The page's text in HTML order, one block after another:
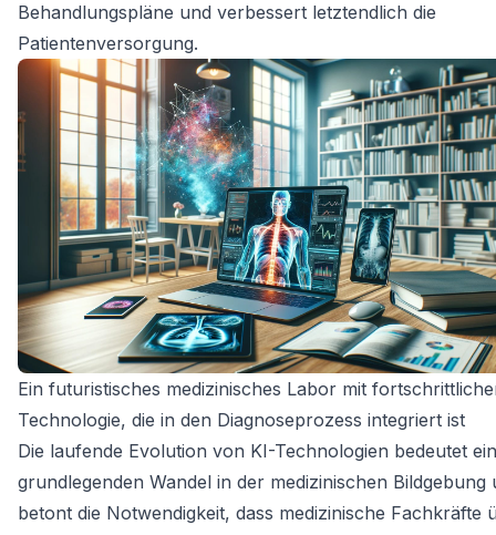
Behandlungspläne und verbessert letztendlich die
Patientenversorgung.
Ein futuristisches medizinisches Labor mit
Technologie, die in den Diagnoseprozess integriert ist
Die laufende Evolution von KI-Technologien bedeutet
grundlegenden Wandel in der medizinischen Bildgebung
betont die Notwendigkeit, dass medizinische Fachkräfte